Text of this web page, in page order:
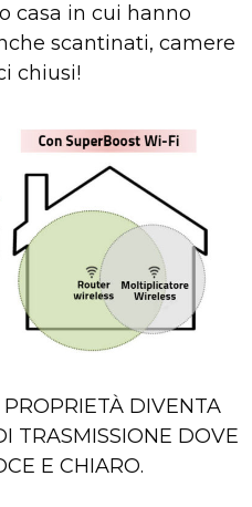
casa in cui hanno
scantinati, camere
chiusi!
DIVENTA
TRASMISSIONE DOVE
E CHIARO.